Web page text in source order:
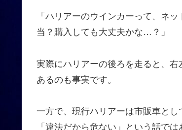
「ハリアーのウインカーって、ネ
当？購入しても大丈夫かな…？」
実際にハリアーの後ろを走ると、
あるのも事実です。
一方で、現行ハリアーは市販車と
「違法だから危ない」という話では